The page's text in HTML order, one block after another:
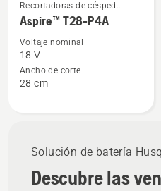
Solución de batería
Descubre las
Ver
más
detalles
sobre
Aspire™
Recortadoras de césped
eléctricas y a batería
Aspire™ T28-P4A
Voltaje nominal
18 V
Ancho de corte
28 cm